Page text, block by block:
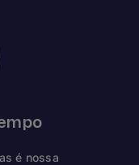
é nossa